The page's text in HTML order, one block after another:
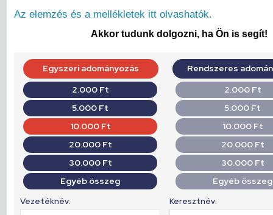
Az elemzés és a mellékletek itt olvashatók.
Akkor tudunk dolgozni, ha Ön is segít!